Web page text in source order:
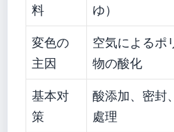
料
ゆ）
変色の
主因
空気によるポ
物の酸化
基本对
策
酸添加、密封
處理